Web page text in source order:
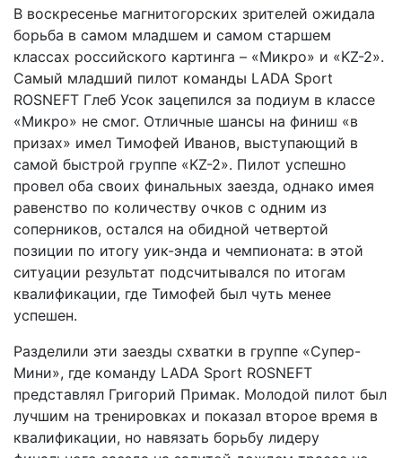
В воскресенье магнитогорских зрителей ожидала
борьба в самом младшем и самом старшем
классах российского картинга – «Микро» и «KZ-2».
Самый младший пилот команды LADA Sport
ROSNEFT Глеб Усок зацепился за подиум в классе
«Микро» не смог. Отличные шансы на финиш «в
призах» имел Тимофей Иванов, выступающий в
самой быстрой группе «KZ-2». Пилот успешно
провел оба своих финальных заезда, однако имея
равенство по количеству очков с одним из
соперников, остался на обидной четвертой
позиции по итогу уик-энда и чемпионата: в этой
ситуации результат подсчитывался по итогам
квалификации, где Тимофей был чуть менее
успешен.
Разделили эти заезды схватки в группе «Супер-
Мини», где команду LADA Sport ROSNEFT
представлял Григорий Примак. Молодой пилот был
лучшим на тренировках и показал второе время в
квалификации, но навязать борьбу лидеру